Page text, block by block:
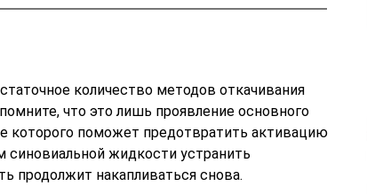
количество методов откачивания
что это лишь проявление основного
которого поможет предотвратить активацию
жидкости устранить
продолжит накапливаться снова.